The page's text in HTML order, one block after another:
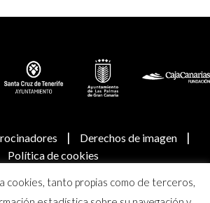
| Derechos de imagen |
Política de cookies
de Bellas Artes de San Miguel
cookies, tanto propias como de terceros,